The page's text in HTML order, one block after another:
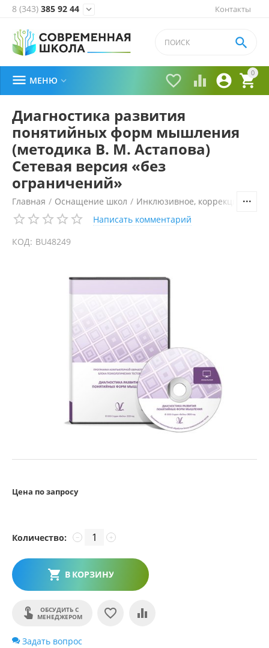
Контакты
8 (343) 385 92 44 
0


 

 МЕНЮ 
Диагностика развития
понятийных форм мышления
(методика В. М. Астапова)
Сетевая версия «без
ограничений»
Главная / Оснащение школ / Инклюзивное, коррекционное
Написать комментарий
КОД: BU48249
Цена по запросу
Количество: +
−
В КОРЗИНУ
ОБСУДИТЬ С
МЕНЕДЖЕРОМ
Задать вопрос